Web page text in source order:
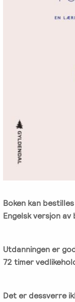
Boken kan bestilles
Engelsk versjon av
Utdanningen er
72 timer
Det er dessverre